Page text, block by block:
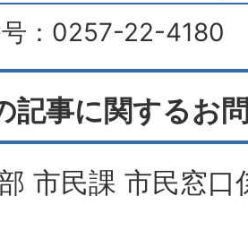
：0257-22-4180
記事に関するお
市民課 市民窓口